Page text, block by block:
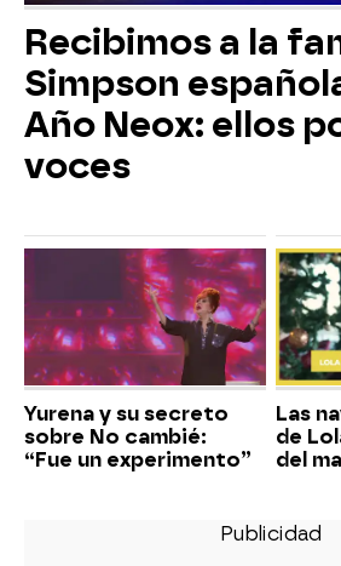
Recibimos a la
Simpson
Año Neox: ellos
voces
Yurena y su secreto
sobre No cambié:
“Fue un experimento”
Las
de
del